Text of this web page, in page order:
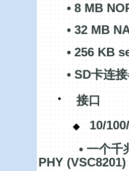
• 8 MB
• 32 MB
• 256 KB
• SD卡连
· 接口
◆
10/
• 一个千
PHY (VSC8201)